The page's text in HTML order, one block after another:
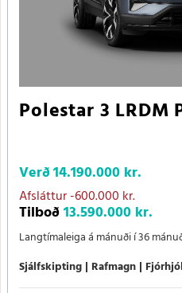
Polestar 3 LRDM
Verð14.190.000 kr.
Afsláttur-600.000 kr.
Tilboð13.590.000 kr.
Langtímaleiga á mánuði í 36
Sjálfskipting Rafmagn